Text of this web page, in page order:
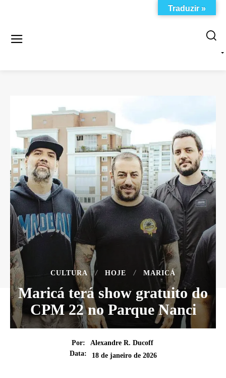
CULTURA HOJE MARICÁ
Maricá terá show gratuito do
CPM 22 no Parque Nanci
Por:
Alexandre R. Ducoff
Data:
18 de janeiro de 2026
Traduzir »